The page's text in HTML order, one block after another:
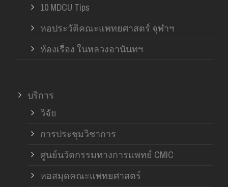
10 MDCU Tips
หอประวัติคณะแพทยศาสตร์ จุฬาฯ
ห้องเรื่อง ในหลวงอานันทฯ
บริการ
วิจัย
การประชุมวิชาการ
ศูนย์นวัตกรรมทางการแพทย์ CMIC
หอสมุดคณะแพทยศาสตร์